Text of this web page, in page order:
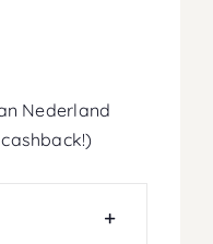
Nederland